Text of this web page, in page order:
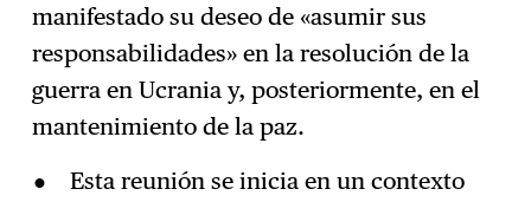
manifestado su deseo de «asumir sus
responsabilidades» en la resolución de la
guerra en Ucrania y, posteriormente, en el
mantenimiento de la paz.
Esta reunión se inicia en un contexto